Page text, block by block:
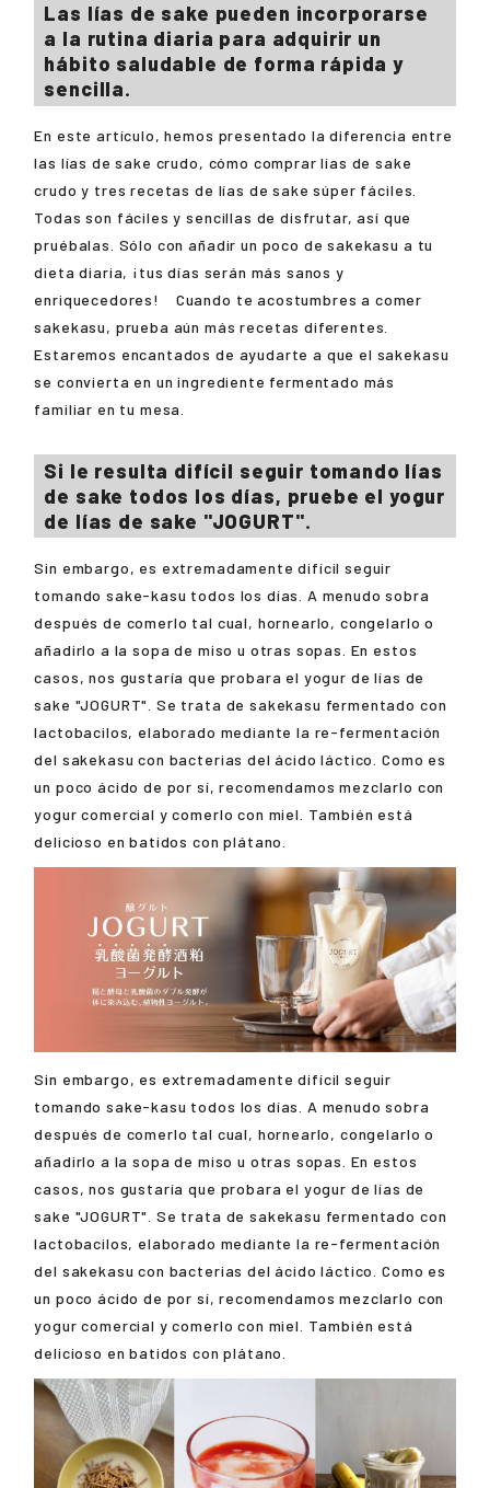
Las lías de sake pueden incorporarse
a la rutina diaria para adquirir un
hábito saludable de forma rápida y
sencilla.
En este artículo, hemos presentado la diferencia entre
las lías de sake crudo, cómo comprar lías de sake
crudo y tres recetas de lías de sake súper fáciles.
Todas son fáciles y sencillas de disfrutar, así que
pruébalas. Sólo con añadir un poco de sakekasu a tu
dieta diaria, ¡tus días serán más sanos y
enriquecedores! Cuando te acostumbres a comer
sakekasu, prueba aún más recetas diferentes.
Estaremos encantados de ayudarte a que el sakekasu
se convierta en un ingrediente fermentado más
familiar en tu mesa.
Si le resulta difícil seguir tomando lías
de sake todos los días, pruebe el yogur
de lías de sake "JOGURT".
Sin embargo, es extremadamente difícil seguir
tomando sake-kasu todos los días. A menudo sobra
después de comerlo tal cual, hornearlo, congelarlo o
añadirlo a la sopa de miso u otras sopas. En estos
casos, nos gustaría que probara el yogur de lías de
sake "JOGURT". Se trata de sakekasu fermentado con
lactobacilos, elaborado mediante la re-fermentación
del sakekasu con bacterias del ácido láctico. Como es
un poco ácido de por sí, recomendamos mezclarlo con
yogur comercial y comerlo con miel. También está
delicioso en batidos con plátano.
Sin embargo, es extremadamente difícil seguir
tomando sake-kasu todos los días. A menudo sobra
después de comerlo tal cual, hornearlo, congelarlo o
añadirlo a la sopa de miso u otras sopas. En estos
casos, nos gustaría que probara el yogur de lías de
sake "JOGURT". Se trata de sakekasu fermentado con
lactobacilos, elaborado mediante la re-fermentación
del sakekasu con bacterias del ácido láctico. Como es
un poco ácido de por sí, recomendamos mezclarlo con
yogur comercial y comerlo con miel. También está
delicioso en batidos con plátano.